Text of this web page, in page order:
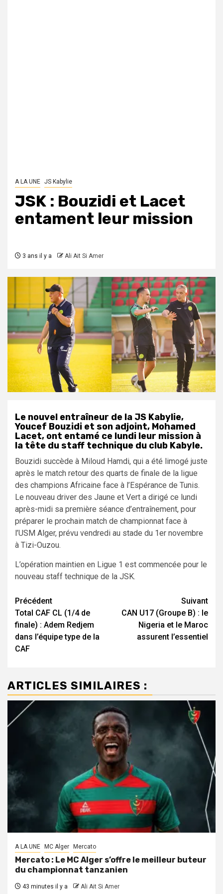
A LA UNE JS Kabylie
JSK : Bouzidi et Lacet
entament leur mission
3 ans il y a Ali Ait Si Amer
Le nouvel entraîneur de la JS Kabylie,
Youcef Bouzidi et son adjoint, Mohamed
Lacet, ont entamé ce lundi leur mission à
la tête du staff technique du club Kabyle.
Bouzidi succède à Miloud Hamdi, qui a été limogé juste
après le match retour des quarts de finale de la ligue
des champions Africaine face à l’Espérance de Tunis.
Le nouveau driver des Jaune et Vert a dirigé ce lundi
après-midi sa première séance d’entraînement, pour
préparer le prochain match de championnat face à
l’USM Alger, prévu vendredi au stade du 1er novembre
à Tizi-Ouzou.
L’opération maintien en Ligue 1 est commencée pour le
nouveau staff technique de la JSK.
Navigation
d’article
Précédent
Total CAF CL (1/4 de
finale) : Adem Redjem
dans l’équipe type de la
CAF
Suivant
CAN U17 (Groupe B) : le
Nigeria et le Maroc
assurent l’essentiel
ARTICLES SIMILAIRES :
A LA UNE MC Alger Mercato
Mercato : Le MC Alger s’offre le meilleur buteur
du championnat tanzanien
43 minutes il y a Ali Ait Si Amer